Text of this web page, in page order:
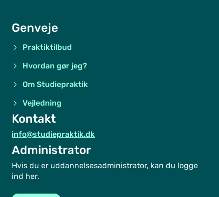
Genveje
Praktiktilbud
Hvordan gør jeg?
Om Studiepraktik
Vejledning
Kontakt
info@studiepraktik.dk
Administrator
Hvis du er uddannelsesadministrator, kan du logge
ind her.